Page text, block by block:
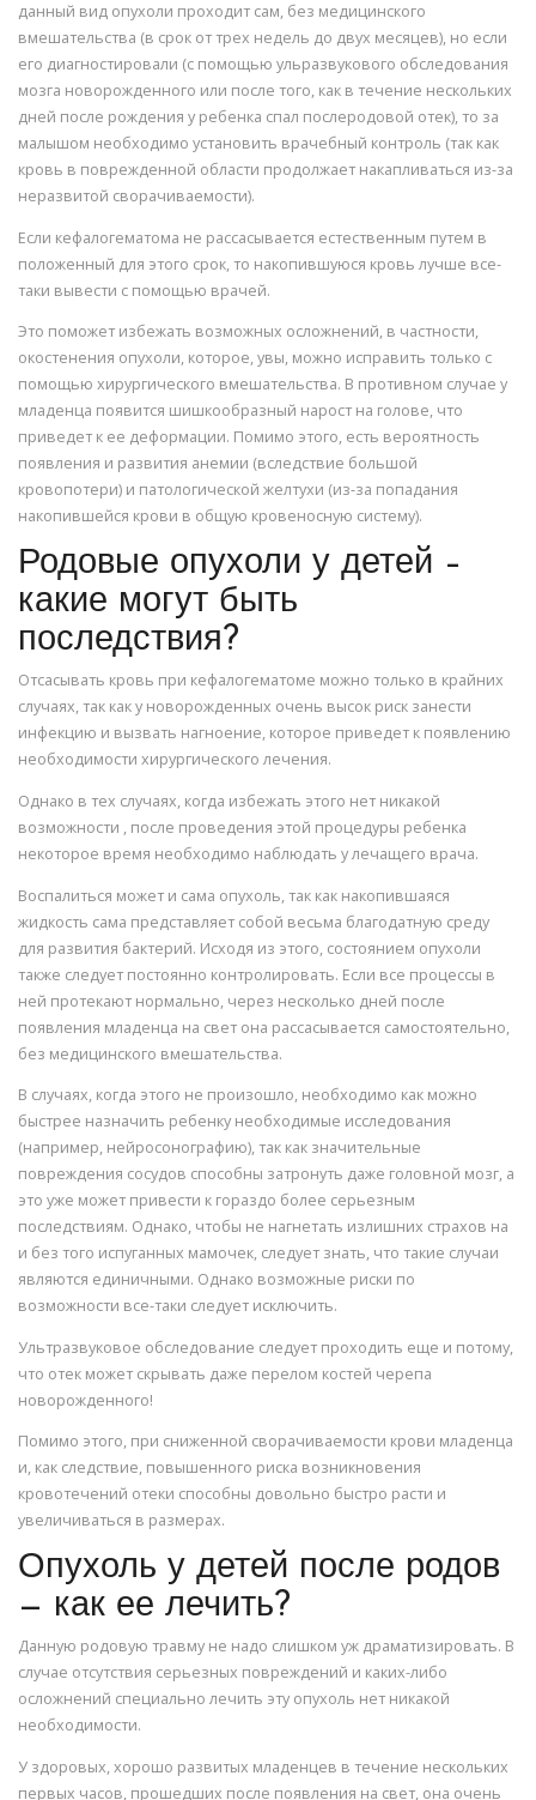
данный вид опухоли проходит сам, без медицинского
вмешательства (в срок от трех недель до двух месяцев), но если
его диагностировали (с помощью ульразвукового обследования
мозга новорожденного или после того, как в течение нескольких
дней после рождения у ребенка спал послеродовой отек), то за
малышом необходимо установить врачебный контроль (так как
кровь в поврежденной области продолжает накапливаться из-за
неразвитой сворачиваемости).
Если кефалогематома не рассасывается естественным путем в
положенный для этого срок, то накопившуюся кровь лучше все-
таки вывести с помощью врачей.
Это поможет избежать возможных осложнений, в частности,
окостенения опухоли, которое, увы, можно исправить только с
помощью хирургического вмешательства. В противном случае у
младенца появится шишкообразный нарост на голове, что
приведет к ее деформации. Помимо этого, есть вероятность
появления и развития анемии (вследствие большой
кровопотери) и патологической желтухи (из-за попадания
накопившейся крови в общую кровеносную систему).
Родовые опухоли у детей –
какие могут быть
последствия?
Отсасывать кровь при кефалогематоме можно только в крайних
случаях, так как у новорожденных очень высок риск занести
инфекцию и вызвать нагноение, которое приведет к появлению
необходимости хирургического лечения.
Однако в тех случаях, когда избежать этого нет никакой
возможности , после проведения этой процедуры ребенка
некоторое время необходимо наблюдать у лечащего врача.
Воспалиться может и сама опухоль, так как накопившаяся
жидкость сама представляет собой весьма благодатную среду
для развития бактерий. Исходя из этого, состоянием опухоли
также следует постоянно контролировать. Если все процессы в
ней протекают нормально, через несколько дней после
появления младенца на свет она рассасывается самостоятельно,
без медицинского вмешательства.
В случаях, когда этого не произошло, необходимо как можно
быстрее назначить ребенку необходимые исследования
(например, нейросонографию), так как значительные
повреждения сосудов способны затронуть даже головной мозг, а
это уже может привести к гораздо более серьезным
последствиям. Однако, чтобы не нагнетать излишних страхов на
и без того испуганных мамочек, следует знать, что такие случаи
являются единичными. Однако возможные риски по
возможности все-таки следует исключить.
Ультразвуковое обследование следует проходить еще и потому,
что отек может скрывать даже перелом костей черепа
новорожденного!
Помимо этого, при сниженной сворачиваемости крови младенца
и, как следствие, повышенного риска возникновения
кровотечений отеки способны довольно быстро расти и
увеличиваться в размерах.
Опухоль у детей после родов
— как ее лечить?
Данную родовую травму не надо слишком уж драматизировать. В
случае отсутствия серьезных повреждений и каких-либо
осложнений специально лечить эту опухоль нет никакой
необходимости.
У здоровых, хорошо развитых младенцев в течение нескольких
первых часов, прошедших после появления на свет, она очень